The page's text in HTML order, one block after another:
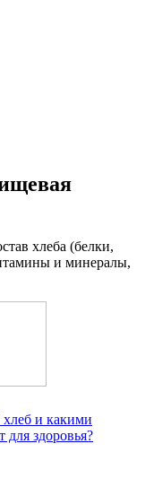
хлеба (белки,
и минералы,
и какими
для здоровья?